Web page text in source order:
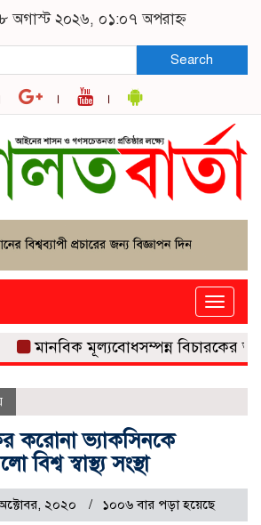
অগাস্ট ২০২৬, ০১:০৭ অপরাহ্ন
Search
Toggle
মানবিক মূল্যবোধসম্পন্ন বিচারকের
করোনা ভ্যাকসিনকে
স্বাস্থ্য সংস্থা
২০২০ ১০০৬ বার পড়া হয়েছে